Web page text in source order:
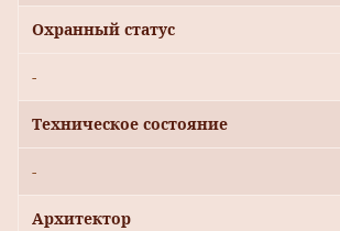
Охранный статус
-
Техническое состояние
-
Архитектор